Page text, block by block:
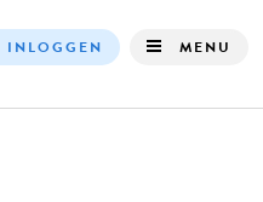
INLOGGEN MENU